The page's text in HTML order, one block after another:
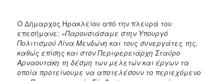
Ο Δήμαρχος Ηρακλείου από την πλευρά του
επεσήμανε: «Παρουσιάσαμε στην Υπουργό
Πολιτισμού Λίνα Μενδώνη και τους συνεργάτες της,
καθώς επίσης και στον Περιφερειάρχη Σταύρο
Αρναουτάκη τη δέσμη των μελετών και έργων τα
οποία προτείνουμε να αποτελέσουν το περιεχόμενο